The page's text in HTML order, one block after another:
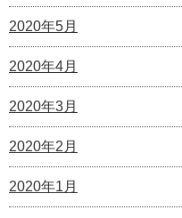
2020年5月
2020年4月
2020年3月
2020年2月
2020年1月